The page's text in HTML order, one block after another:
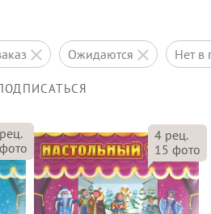
ожидаются нет
рец.
фото
4 рец.
15 фото